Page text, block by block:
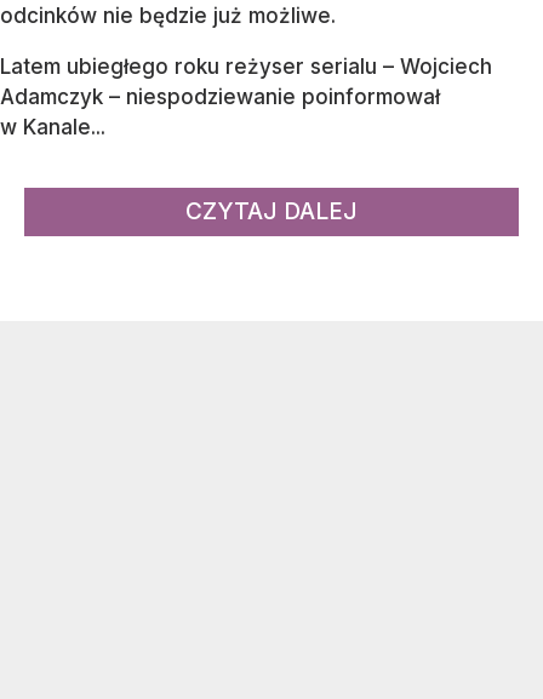
odcinków nie będzie już możliwe.
Latem ubiegłego roku reżyser serialu – Wojciech
Adamczyk – niespodziewanie poinformował
w Kanale...
CZYTAJ DALEJ